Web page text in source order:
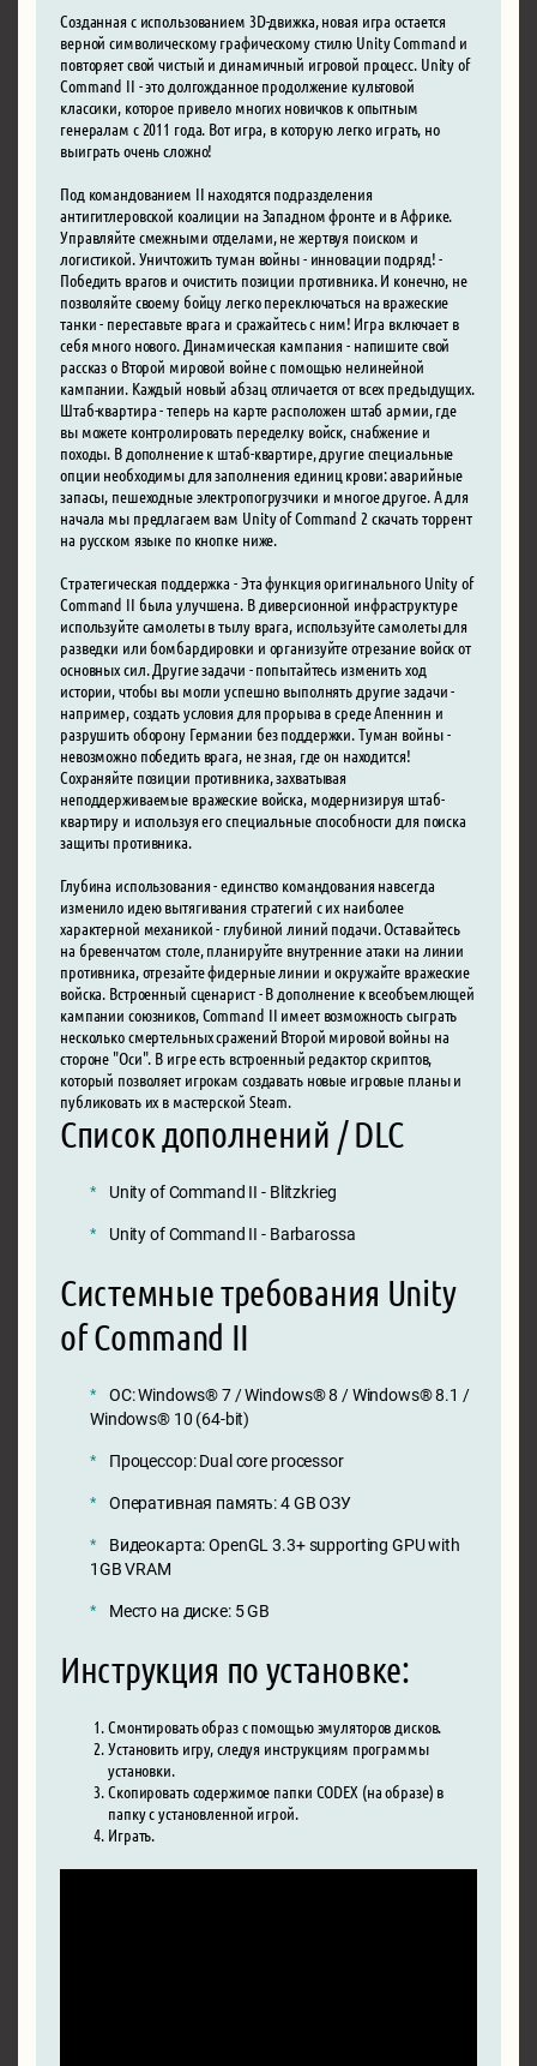
Созданная с использованием 3D-движка, новая игра остается
верной символическому графическому стилю Unity Command и
повторяет свой чистый и динамичный игровой процесс. Unity of
Command II - это долгожданное продолжение культовой
классики, которое привело многих новичков к опытным
генералам с 2011 года. Вот игра, в которую легко играть, но
выиграть очень сложно!
Под командованием II находятся подразделения
антигитлеровской коалиции на Западном фронте и в Африке.
Управляйте смежными отделами, не жертвуя поиском и
логистикой. Уничтожить туман войны - инновации подряд! -
Победить врагов и очистить позиции противника. И конечно, не
позволяйте своему бойцу легко переключаться на вражеские
танки - переставьте врага и сражайтесь с ним! Игра включает в
себя много нового. Динамическая кампания - напишите свой
рассказ о Второй мировой войне с помощью нелинейной
кампании. Каждый новый абзац отличается от всех предыдущих.
Штаб-квартира - теперь на карте расположен штаб армии, где
вы можете контролировать переделку войск, снабжение и
походы. В дополнение к штаб-квартире, другие специальные
опции необходимы для заполнения единиц крови: аварийные
запасы, пешеходные электропогрузчики и многое другое. А для
начала мы предлагаем вам Unity of Command 2 скачать торрент
на русском языке по кнопке ниже.
Стратегическая поддержка - Эта функция оригинального Unity of
Command II была улучшена. В диверсионной инфраструктуре
используйте самолеты в тылу врага, используйте самолеты для
разведки или бомбардировки и организуйте отрезание войск от
основных сил. Другие задачи - попытайтесь изменить ход
истории, чтобы вы могли успешно выполнять другие задачи -
например, создать условия для прорыва в среде Апеннин и
разрушить оборону Германии без поддержки. Туман войны -
невозможно победить врага, не зная, где он находится!
Сохраняйте позиции противника, захватывая
неподдерживаемые вражеские войска, модернизируя штаб-
квартиру и используя его специальные способности для поиска
защиты противника.
Глубина использования - единство командования навсегда
изменило идею вытягивания стратегий с их наиболее
характерной механикой - глубиной линий подачи. Оставайтесь
на бревенчатом столе, планируйте внутренние атаки на линии
противника, отрезайте фидерные линии и окружайте вражеские
войска. Встроенный сценарист - В дополнение к всеобъемлющей
кампании союзников, Command II имеет возможность сыграть
несколько смертельных сражений Второй мировой войны на
стороне "Оси". В игре есть встроенный редактор скриптов,
который позволяет игрокам создавать новые игровые планы и
публиковать их в мастерской Steam.
Список дополнений / DLC
Unity of Command II - Blitzkrieg
Unity of Command II - Barbarossa
Системные требования Unity
of Command II
ОС: Windows® 7 / Windows® 8 / Windows® 8.1 /
Windows® 10 (64-bit)
Процессор: Dual core processor
Оперативная память: 4 GB ОЗУ
Видеокарта: OpenGL 3.3+ supporting GPU with
1GB VRAM
Место на диске: 5 GB
Инструкция по установке:
Смонтировать образ с помощью эмуляторов дисков.
Установить игру, следуя инструкциям программы
установки.
Скопировать содержимое папки CODEX (на образе) в
папку с установленной игрой.
Играть.